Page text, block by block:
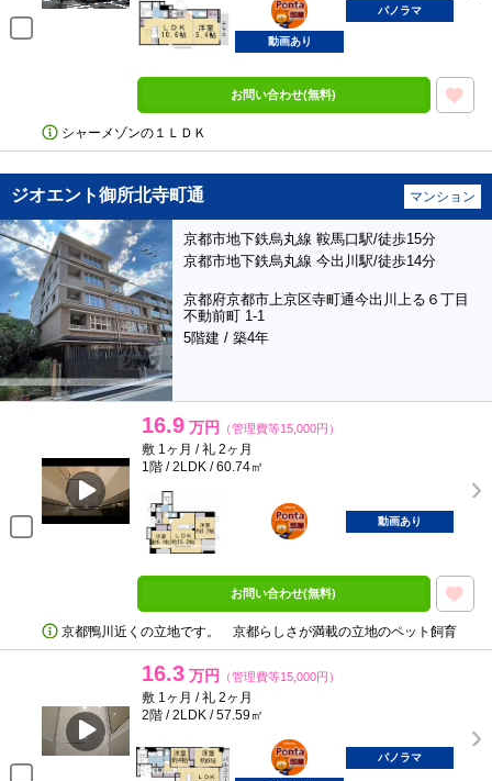
部屋
パノラマ
動画あり
お問い合わせ(無料)
シャーメゾンの１ＬＤＫ
ジオエント御所北寺町通 マンション
京都市地下鉄烏丸線 鞍馬口駅/徒歩15分
京都市地下鉄烏丸線 今出川駅/徒歩14分
京都府京都市上京区寺町通今出川上る６丁目
不動前町 1-1
5階建 / 築4年
16.9 万円 （管理費等15,000円）
敷 1ヶ月 / 礼 2ヶ月
1階 / 2LDK / 60.74㎡
ポンタ
部屋
動画あり
お問い合わせ(無料)
京都鴨川近くの立地です。 京都らしさが満載の立地のペット飼育
16.3 万円 （管理費等15,000円）
敷 1ヶ月 / 礼 2ヶ月
2階 / 2LDK / 57.59㎡
ポンタ
部屋
パノラマ